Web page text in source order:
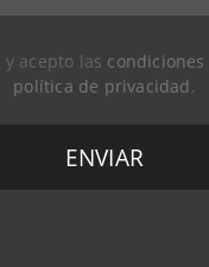
acepto las condiciones
política de privacidad .